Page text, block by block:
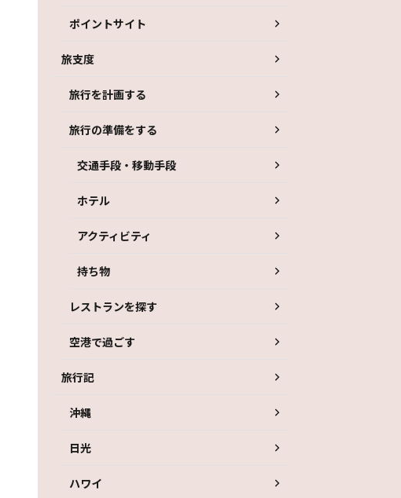
ポイントサイト
旅支度
旅行を計画する
旅行の準備をする
交通手段・移動手段
ホテル
アクティビティ
持ち物
レストランを探す
空港で過ごす
旅行記
沖縄
日光
ハワイ